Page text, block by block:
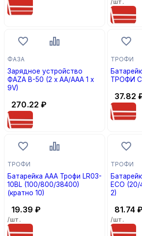
/шт.
ФАЗА
Зарядное устройство
ФАZА B-50 (2 x AA/AAA 1 x
9V)
270.22 ₽
ТРОФИ
37.82
ТРОФИ
Батарейка AAA Трофи LR03-
10BL (100/800/38400)
(кратно 10)
19.39 ₽
/шт.
ТРОФИ
ECO
2)
81.74
/шт.